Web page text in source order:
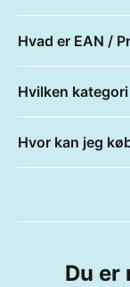
Hvad er EAN /
Hvilken
Hvor kan jeg
Du er